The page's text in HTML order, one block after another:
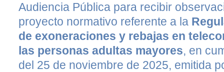
Audiencia Pública para recibir
proyecto normativo referente a la
de exoneraciones y rebajas en
las personas adultas mayores, en
del 25 de noviembre de 2025, emitida